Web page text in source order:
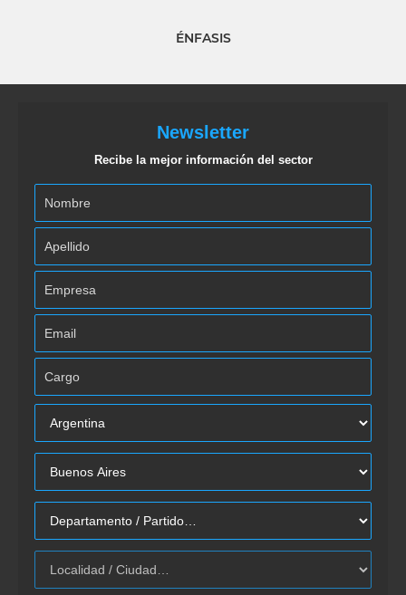
ÉNFASIS
Newsletter
Recibe la mejor información del sector